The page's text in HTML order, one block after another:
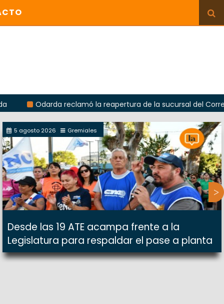
Odarda reclamó la reapertura de la sucursal del Correo
5 agosto 2026 Gremiales
Desde las 19 ATE acampa frente a la
Legislatura para respaldar el pase a planta